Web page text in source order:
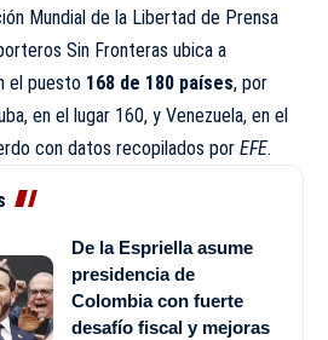
Mundial de la Libertad de Prensa
Sin Fronteras ubica a
el puesto 168 de 180 países, por
en el lugar 160, y Venezuela, en el
con datos recopilados por EFE.
De la Espriella asume
presidencia de
Colombia con fuerte
desafío fiscal y mejoras